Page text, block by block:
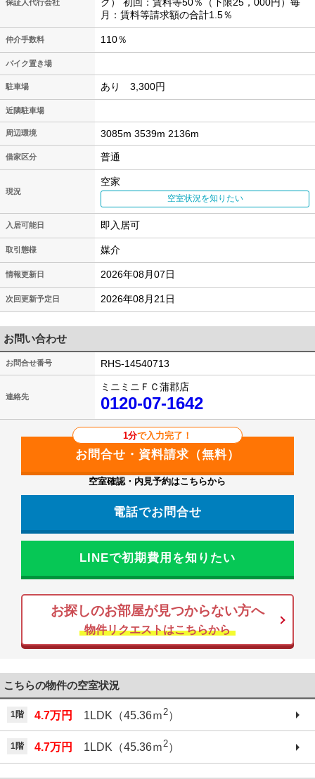
保証人代行会社
月：賃料等請求額の合計1.5％
仲介手数料 110％
バイク置き場
駐車場 あり 3,300円
近隣駐車場
周辺環境 3085m 3539m 2136m
借家区分 普通
現況
空家
空室状況を知りたい
入居可能日 即入居可
取引態様 媒介
情報更新日 2026年08月07日
次回更新予定日 2026年08月21日
お問い合わせ
お問合せ番号 RHS-14540713
連絡先
ミニミニＦＣ蒲郡店
0120-07-1642
1分で入力完了！
空室確認・内見予約はこちらから
電話でお問合せ
LINEで初期費用を知りたい
お探しのお部屋が見つからない方へ
物件リクエストはこちらから
こちらの物件の空室状況
1階 4.7万円 1LDK（45.36ｍ 2）
1階 4.7万円 1LDK（45.36ｍ2）